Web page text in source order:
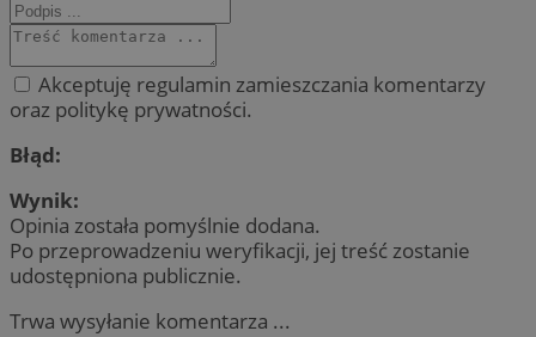
Akceptuję regulamin zamieszczania komentarzy
oraz politykę prywatności.
Błąd:
Wynik:
Opinia została pomyślnie dodana.
Po przeprowadzeniu weryfikacji, jej treść zostanie
udostępniona publicznie.
Trwa wysyłanie komentarza ...